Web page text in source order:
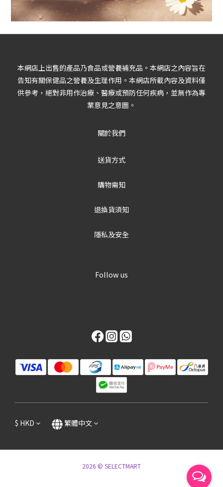
本網店上出售的產品乃食品或營養補充品。本網店之內容旨在
告知有關保健品之營養及生理作用。本網店所載內容及資料僅
供參考，絕對非用作治療、醫療或預防任何疾病，並無作為專
業意見之意圖。
關於我們
送貨方式
購物需知
退換貨須知
隱私及安全
Follow us
$ HKD 繁體中文
2026 © SELECTMART